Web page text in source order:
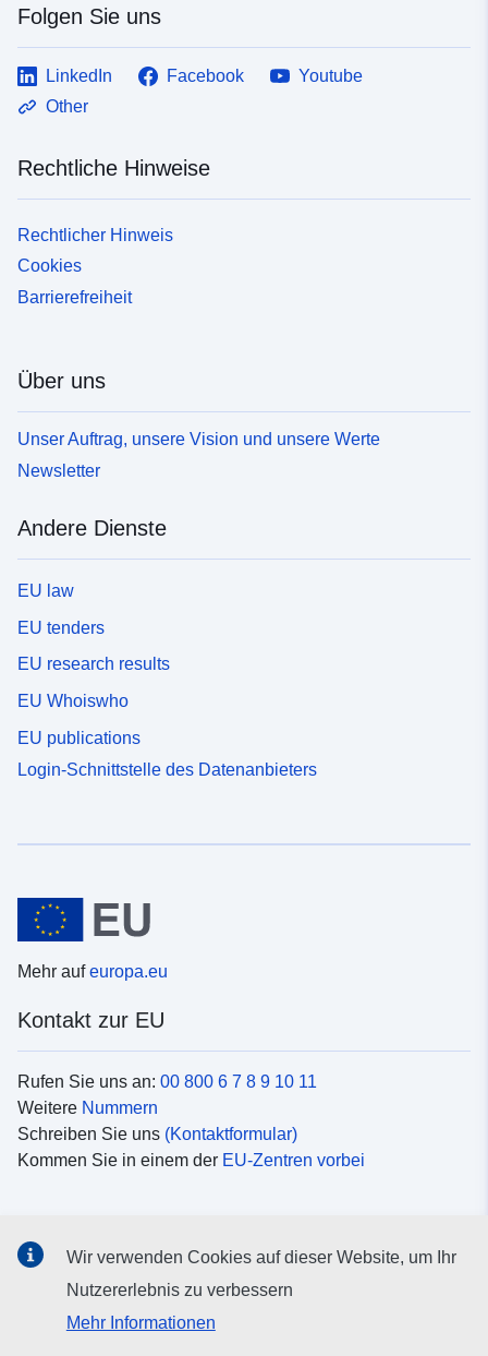
Folgen Sie uns
LinkedIn Facebook
Youtube
Other
Rechtliche Hinweise
Rechtlicher Hinweis
Cookies
Barrierefreiheit
Über uns
Unser Auftrag, unsere Vision und unsere Werte
Newsletter
Andere Dienste
EU law
EU tenders
EU research results
EU Whoiswho
EU publications
Login-Schnittstelle des Datenanbieters
Mehr aufeuropa.eu
Kontakt zur EU
Rufen Sie uns an: 00 800 6 7 8 9 10 11
Weitere Nummern
Schreiben Sie uns (Kontaktformular)
Kommen Sie in einem der EU-Zentren vorbei
Suche nach EUSocial-Media-Kanäle
Wir verwenden Cookies auf dieser Website, um Ihr
Nutzererlebnis zu verbessern
Mehr Informationen